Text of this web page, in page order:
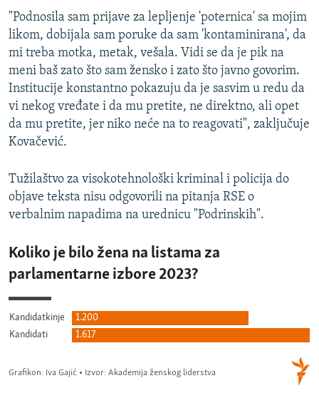
"Podnosila sam prijave za lepljenje 'poternica' sa mojim
likom, dobijala sam poruke da sam 'kontaminirana', da
mi treba motka, metak, vešala. Vidi se da je pik na
meni baš zato što sam žensko i zato što javno govorim.
Institucije konstantno pokazuju da je sasvim u redu da
vi nekog vređate i da mu pretite, ne direktno, ali opet
da mu pretite, jer niko neće na to reagovati", zaključuje
Kovačević.
Tužilaštvo za visokotehnološki kriminal i policija do
objave teksta nisu odgovorili na pitanja RSE o
verbalnim napadima na urednicu "Podrinskih".